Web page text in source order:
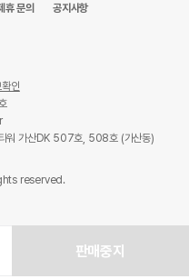
판매중지
휴 문의 공지사항
인
워 가산DK 507호, 508호 (가산동)
reserved.